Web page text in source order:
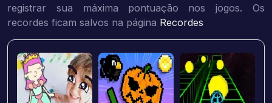
registrar sua máxima pontuação nos jogos. Os
recordes ficam salvos na página Recordes